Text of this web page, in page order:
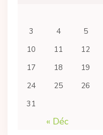
3
4 5
10
11 12
17
18 19
24
25 26
31
« Déc